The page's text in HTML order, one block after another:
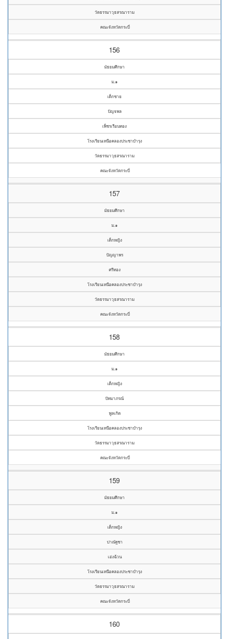
วัดธรรมาวุธสรณาราม
คณะจังหวัดกระบี่
156
มัธยมศึกษา
ม.๑
เด็กชาย
ปัญจพล
เพ็ชรเรือนทอง
โรงเรียนเหนือคลองประชาบำรุง
วัดธรรมาวุธสรณาราม
คณะจังหวัดกระบี่
157
มัธยมศึกษา
ม.๑
เด็กหญิง
ปัญญาพร
ศรีทอง
โรงเรียนเหนือคลองประชาบำรุง
วัดธรรมาวุธสรณาราม
คณะจังหวัดกระบี่
158
มัธยมศึกษา
ม.๑
เด็กหญิง
ปัทมาภรณ์
พูลเกิด
โรงเรียนเหนือคลองประชาบำรุง
วัดธรรมาวุธสรณาราม
คณะจังหวัดกระบี่
159
มัธยมศึกษา
ม.๑
เด็กหญิง
ปาณัฐชา
เอ่งฉ้วน
โรงเรียนเหนือคลองประชาบำรุง
วัดธรรมาวุธสรณาราม
คณะจังหวัดกระบี่
160